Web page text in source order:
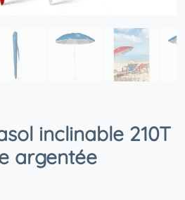
inclinable 210T
argentée